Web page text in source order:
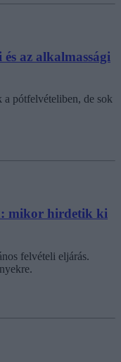
az alkalmassági
a pótfelvételiben, de sok
mikor hirdetik ki
felvételi eljárás.